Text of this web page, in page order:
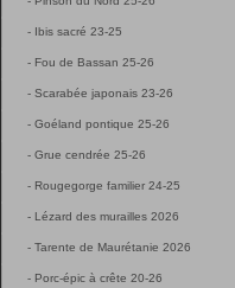
- Ibis sacré 23-25
- Fou de Bassan 25-26
- Scarabée japonais 23-26
- Goéland pontique 25-26
- Grue cendrée 25-26
- Rougegorge familier 24-25
- Lézard des murailles 2026
- Tarente de Maurétanie 2026
- Porc-épic à crête 20-26